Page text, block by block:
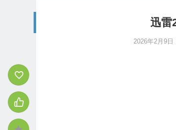
迅雷
2026年2月9日